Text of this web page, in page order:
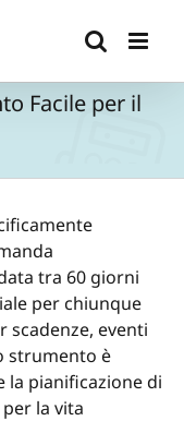
Facile per il
tra 60 giorni
per chiunque
scadenze, eventi
strumento è
la pianificazione di
la vita